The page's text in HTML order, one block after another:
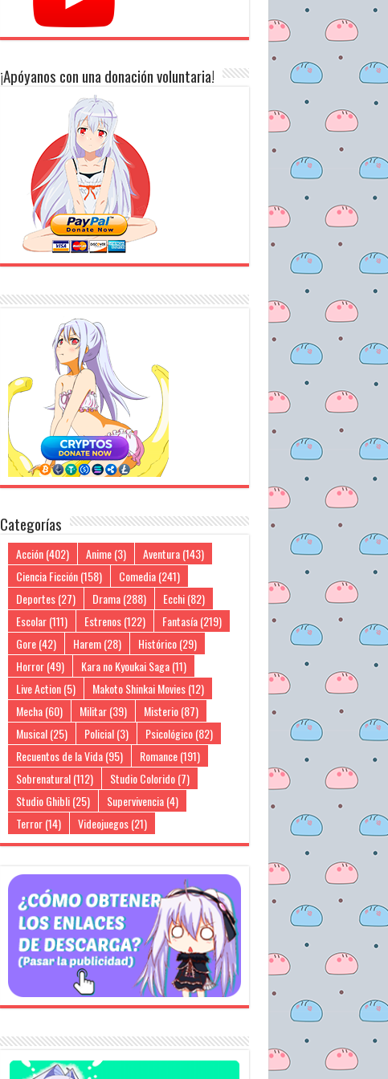
¡Apóyanos con una donación voluntaria!
Categorías
Acción(402) Anime(3) Aventura(143)
Ciencia Ficción(158) Comedia(241)
Deportes(27) Drama(288) Ecchi(82)
Escolar(111) Estrenos(122) Fantasía(219)
Gore(42) Harem(28) Histórico(29)
Horror(49) Kara no Kyoukai Saga(11)
Live Action(5) Makoto Shinkai Movies(12)
Mecha(60) Militar(39) Misterio(87)
Musical(25) Policial(3) Psicológico(82)
Recuentos de la Vida(95) Romance(191)
Sobrenatural(112) Studio Colorido(7)
Studio Ghibli(25) Supervivencia(4)
Terror(14) Videojuegos(21)